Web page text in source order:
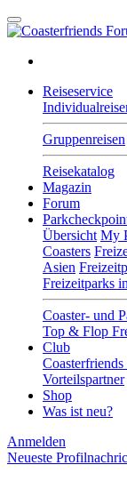
Reiseservice
Gruppenreisen
Reisekatalog
Magazin
Forum
Übersicht My
Coasters
Asien
Freizeitparks
Coaster- und
Top & Flop
Club
Vorteilspartner
Shop
Was ist neu?
Anmelden
Neueste